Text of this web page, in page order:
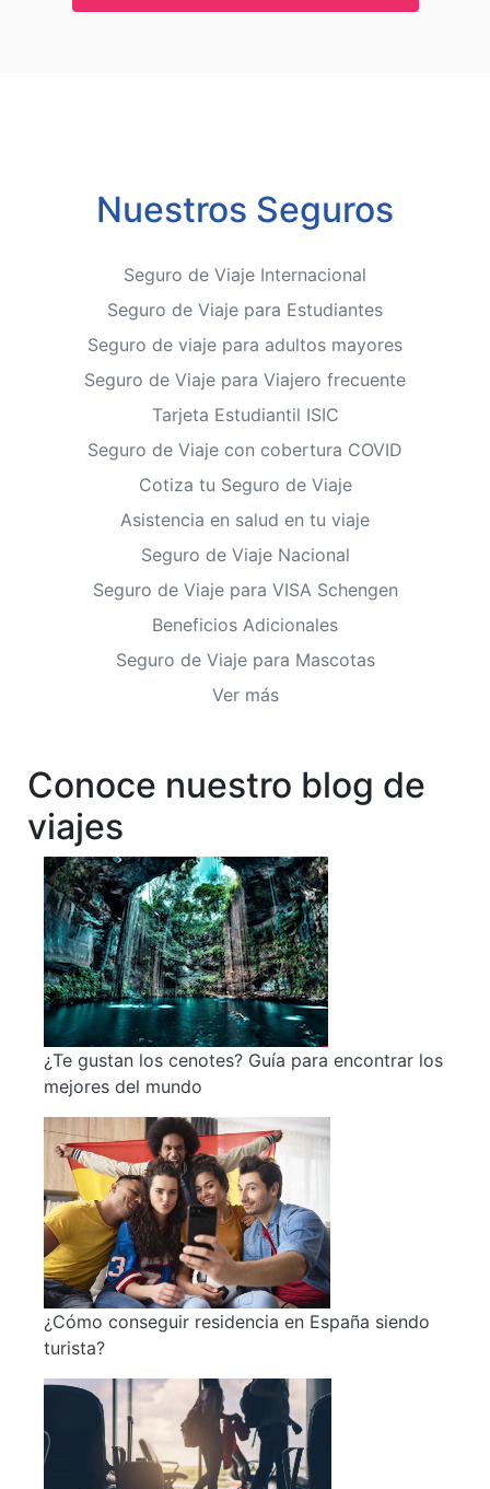
Nuestros Seguros
Seguro de Viaje Internacional
Seguro de Viaje para Estudiantes
Seguro de viaje para adultos mayores
Seguro de Viaje para Viajero frecuente
Tarjeta Estudiantil ISIC
Seguro de Viaje con cobertura COVID
Cotiza tu Seguro de Viaje
Asistencia en salud en tu viaje
Seguro de Viaje Nacional
Seguro de Viaje para VISA Schengen
Beneficios Adicionales
Seguro de Viaje para Mascotas
Ver más
Conoce nuestro blog de
viajes
¿Te gustan los cenotes? Guía para encontrar los
mejores del mundo
¿Cómo conseguir residencia en España siendo
turista?